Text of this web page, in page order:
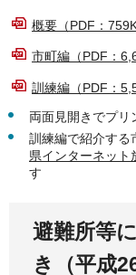
概要（PDF：
市町編（PDF：
訓練編（PDF：
両面見開きでプリ
訓練編で紹介する
県インターネット
す
避難所等
き（平成